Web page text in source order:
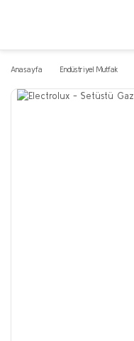
Anasayfa Endüstriyel Mutfak